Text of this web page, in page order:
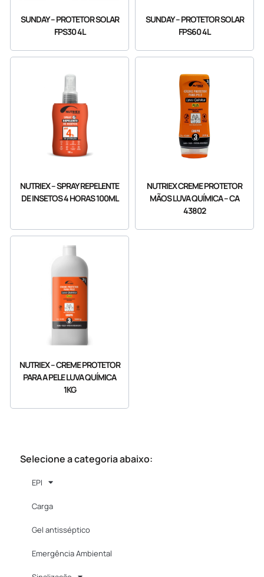
Selecione a categoria abaixo:
EPI
Carga
Gel antisséptico
Emergência Ambiental
SUNDAY – PROTETOR SOLAR
FPS30 4L
SUNDAY – PROTETOR SOLAR
FPS60 4L
NUTRIEX – SPRAY REPELENTE
DE INSETOS 4 HORAS 100ML
NUTRIEX CREME PROTETOR
MÃOS LUVA QUÍMICA – CA
43802
NUTRIEX – CREME PROTETOR
PARA A PELE LUVA QUÍMICA
1KG